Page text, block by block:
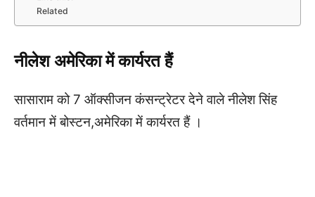
Related
नीलेश अमेरिका में कार्यरत हैं
सासाराम को 7 ऑक्सीजन कंसन्ट्रेटर देने वाले नीलेश सिंह
वर्तमान में बोस्टन,अमेरिका में कार्यरत हैं ।